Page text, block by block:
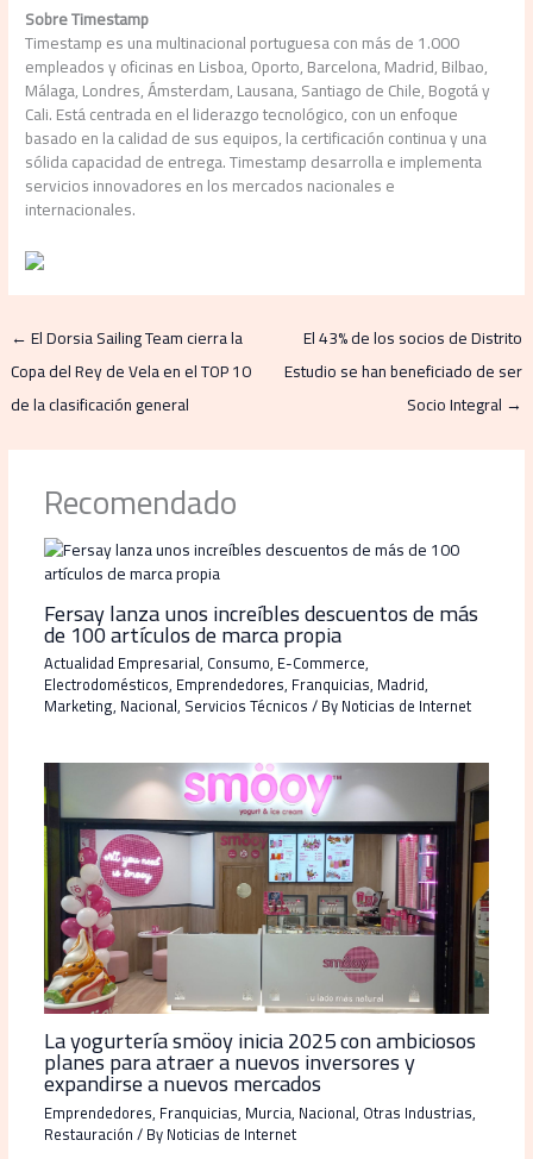
Sobre Timestamp
Timestamp es una multinacional portuguesa con más de 1.000
empleados y oficinas en Lisboa, Oporto, Barcelona, Madrid, Bilbao,
Málaga, Londres, Ámsterdam, Lausana, Santiago de Chile, Bogotá y
Cali. Está centrada en el liderazgo tecnológico, con un enfoque
basado en la calidad de sus equipos, la certificación continua y una
sólida capacidad de entrega. Timestamp desarrolla e implementa
servicios innovadores en los mercados nacionales e
internacionales.
←El Dorsia Sailing Team cierra la
Copa del Rey de Vela en el TOP 10
de la clasificación general
El 43% de los socios de Distrito
Estudio se han beneficiado de ser
Socio Integral →
Recomendado
Fersay lanza unos increíbles descuentos de más
de 100 artículos de marca propia
Actualidad Empresarial, Consumo, E-Commerce,
Electrodomésticos, Emprendedores, Franquicias, Madrid,
Marketing, Nacional, Servicios Técnicos/ ByNoticias de Internet
La yogurtería smöoy inicia 2025 con ambiciosos
planes para atraer a nuevos inversores y
expandirse a nuevos mercados
Emprendedores, Franquicias, Murcia, Nacional, Otras Industrias,
Restauración/ ByNoticias de Internet